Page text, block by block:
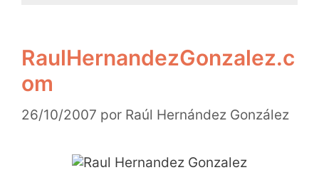
RaulHernandezGonzalez.c
om
26/10/2007 por Raúl Hernández González